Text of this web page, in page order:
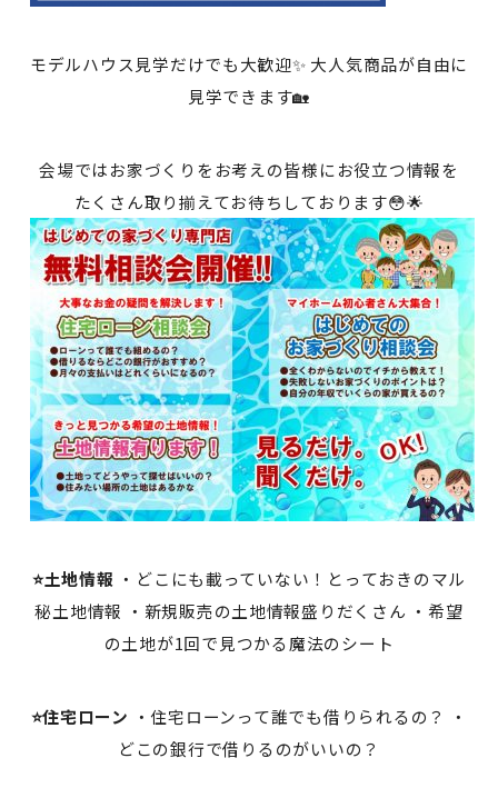
モデルハウス見学だけでも大歓迎✨ 大人気商品が自由に
見学できます🏡
会場ではお家づくりをお考えの皆様にお役立つ情報を
たくさん取り揃えてお待ちしております😳🌟
⭐土地情報 ・どこにも載っていない！とっておきのマル
秘土地情報 ・新規販売の土地情報盛りだくさん ・希望
の土地が1回で見つかる魔法のシート
⭐住宅ローン ・住宅ローンって誰でも借りられるの？ ・
どこの銀行で借りるのがいいの？